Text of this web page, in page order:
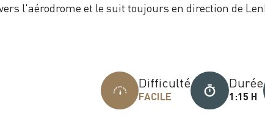
l'aérodrome et le suit toujours en direction de
Difficulté
FACILE
Durée
1:15 H